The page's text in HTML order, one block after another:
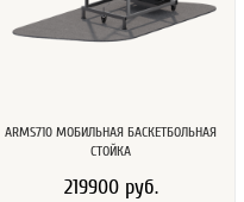
ARMS710 МОБИЛЬНАЯ БАСКЕТБОЛЬНАЯ
СТОЙКА
219900 руб.